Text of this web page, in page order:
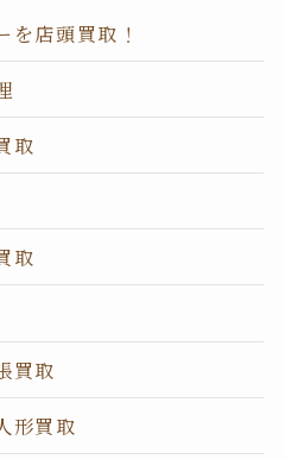
を店頭買取！
取
取
買取
形買取